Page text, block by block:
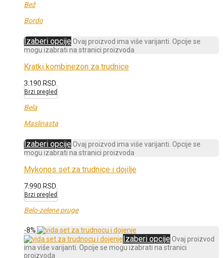
Bež
Bordo
Izaberi opcije Ovaj proizvod ima više varijanti. Opcije se
mogu izabrati na stranici proizvoda
Kratki kombinezon za trudnice
3.190RSD
Brzi pregled
Bela
Maslinasta
Izaberi opcije Ovaj proizvod ima više varijanti. Opcije se
mogu izabrati na stranici proizvoda
Mykonos set za trudnice i dojilje
7.990RSD
Brzi pregled
Belo-zelene pruge
-8%
Izaberi opcije Ovaj proizvod
ima više varijanti. Opcije se mogu izabrati na stranici
proizvoda